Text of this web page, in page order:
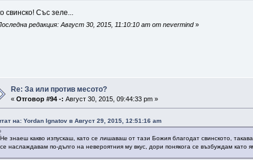
свинско! Със зеле...
редакция: Август 30, 2015, 11:10:10 am от nevermind»
Re: За или против месото?
«Отговор #94 -: Август 30, 2015, 09:44:33 pm »
на: Yordan Ignatov в Август 29, 2015, 12:51:16 am
Не знаеш какво изпускаш, като се лишаваш от тази Божия благодат свинското,
се наслаждавам по-дълго на невероятния му вкус, дори понякога се възбуждам като